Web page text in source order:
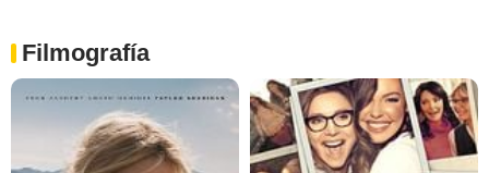
Filmografía